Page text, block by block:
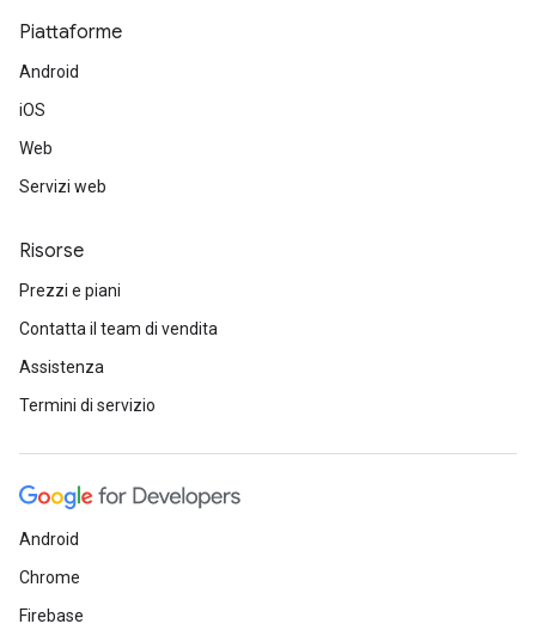
Piattaforme
Android
iOS
Web
Servizi web
Risorse
Prezzi e piani
Contatta il team di vendita
Assistenza
Termini di servizio
Android
Chrome
Firebase